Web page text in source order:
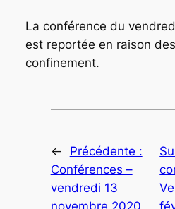
La conférence du
est reportée en raison
confinement.
←
Précédente :
Conférences –
vendredi 13